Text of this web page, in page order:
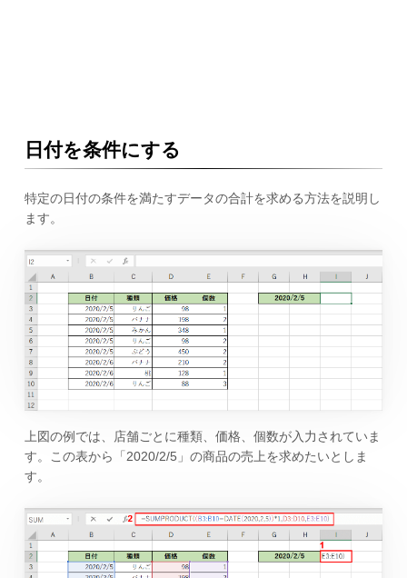
日付を条件にする
特定の日付の条件を満たすデータの合計を求める方法を説明し
ます。
上図の例では、店舗ごとに種類、価格、個数が入力されていま
す。この表から「2020/2/5」の商品の売上を求めたいとしま
す。